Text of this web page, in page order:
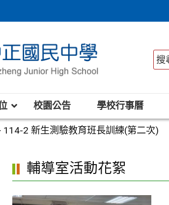
校園公告 學校行事曆
114-2 新生測驗教育班長訓練(第二次)
輔導室活動花絮